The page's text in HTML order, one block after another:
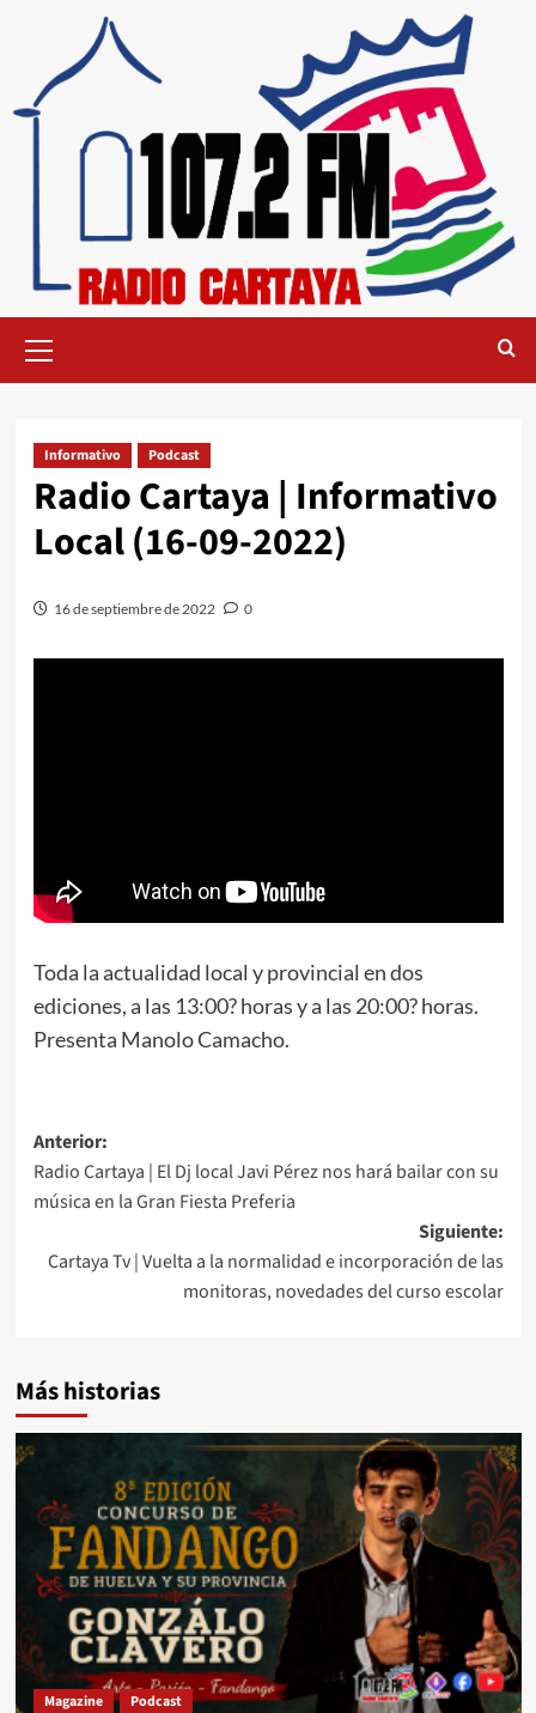
Informativo Podcast
Radio Cartaya | Informativo
Local (16-09-2022)
16 de septiembre de 2022 0
Toda la actualidad local y provincial en dos
ediciones, a las 13:00? horas y a las 20:00? horas.
Presenta Manolo Camacho.
Anterior:
Radio Cartaya | El Dj local Javi Pérez nos hará bailar con su
música en la Gran Fiesta Preferia
Siguiente:
Cartaya Tv | Vuelta a la normalidad e incorporación de las
monitoras, novedades del curso escolar
Más historias
Magazine Podcast